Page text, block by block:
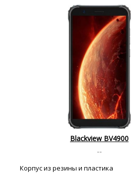
Blackview BV4900
--
Корпус из резины и пластика